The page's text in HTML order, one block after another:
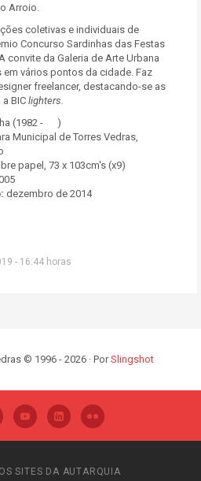
Arroio.
coletivas e individuais de
Concurso Sardinhas das Festas
convite da Galeria de Arte Urbana
em vários pontos da cidade. Faz
freelancer, destacando-se as
BIC lighters.
(1982 - )
Municipal de Torres Vedras,
papel, 73 x 103cm's (x9)
dezembro de 2014
- 16:44 horas
© 1996 - 2026 · PorSlingshot
SITES DA AUTARQUIA